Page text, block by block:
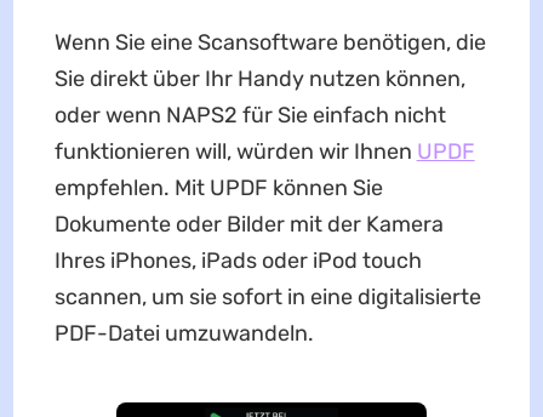
Wenn Sie eine Scansoftware benötigen, die
Sie direkt über Ihr Handy nutzen können,
oder wenn NAPS2 für Sie einfach nicht
funktionieren will, würden wir Ihnen UPDF
empfehlen. Mit UPDF können Sie
Dokumente oder Bilder mit der Kamera
Ihres iPhones, iPads oder iPod touch
scannen, um sie sofort in eine digitalisierte
PDF-Datei umzuwandeln.